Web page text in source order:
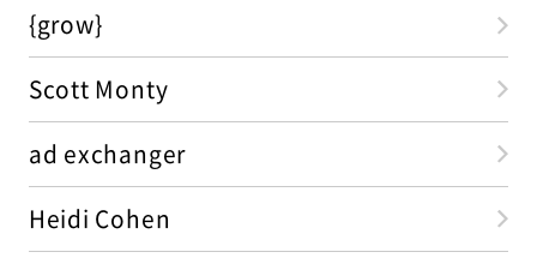
{grow}
Scott Monty
ad exchanger
Heidi Cohen